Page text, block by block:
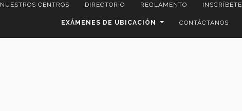
NUESTROS CENTROS DIRECTORIO REGLAMENTO INSCRÍBETE
EXÁMENES DE UBICACIÓN CONTÁCTANOS